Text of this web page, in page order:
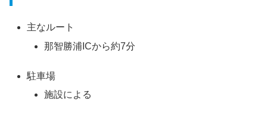
主なルート
那智勝浦ICから約7分
駐車場
施設による